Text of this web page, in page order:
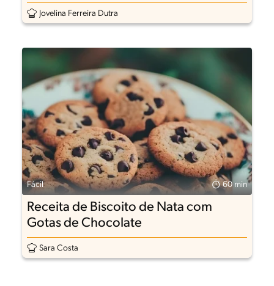
Jovelina Ferreira Dutra
Fácil 60 min
Receita de Biscoito de Nata com
Gotas de Chocolate
Sara Costa